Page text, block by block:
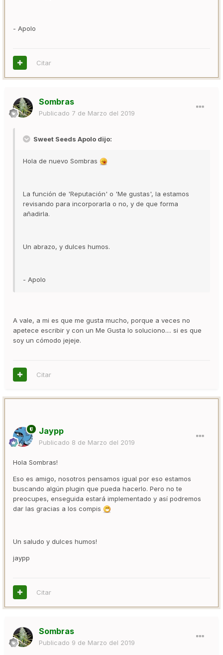
- Apolo
Citar
Sombras
Publicado 7 de Marzo del 2019
Sweet Seeds Apolo dijo:
Hola de nuevo Sombras
La función de 'Reputación' o 'Me gustas', la estamos
revisando para incorporarla o no, y de que forma
añadirla.
Un abrazo, y dulces humos.
- Apolo
A vale, a mi es que me gusta mucho, porque a veces no
apetece escribir y con un Me Gusta lo soluciono.... si es que
soy un cómodo jejeje.
Citar
Jaypp
Publicado 8 de Marzo del 2019
Hola Sombras!
Eso es amigo, nosotros pensamos igual por eso estamos
buscando algún plugin que pueda hacerlo. Pero no te
preocupes, enseguida estará implementado y así podremos
dar las gracias a los compis
Un saludo y dulces humos!
jaypp
Citar
Sombras
Publicado 9 de Marzo del 2019